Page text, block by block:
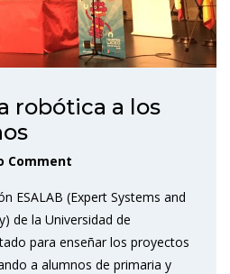
robótica a los
Comment
ESALAB (Expert Systems and
de la Universidad de
para enseñar los proyectos
a alumnos de primaria y